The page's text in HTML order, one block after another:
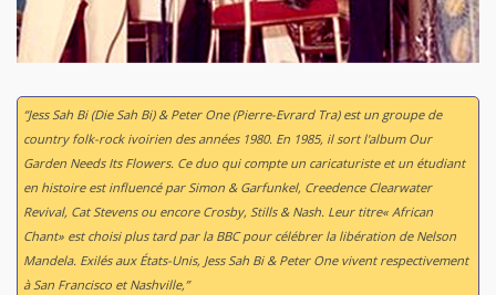
“Jess Sah Bi (Die Sah Bi) & Peter One (Pierre-Evrard Tra) est un groupe de
country folk-rock ivoirien des années 1980. En 1985, il sort l'album Our
Garden Needs Its Flowers. Ce duo qui compte un caricaturiste et un étudiant
en histoire est influencé par Simon & Garfunkel, Creedence Clearwater
Revival, Cat Stevens ou encore Crosby, Stills & Nash. Leur titre« African
Chant» est choisi plus tard par la BBC pour célébrer la libération de Nelson
Mandela. Exilés aux États-Unis, Jess Sah Bi & Peter One vivent respectivement
à San Francisco et Nashville,”